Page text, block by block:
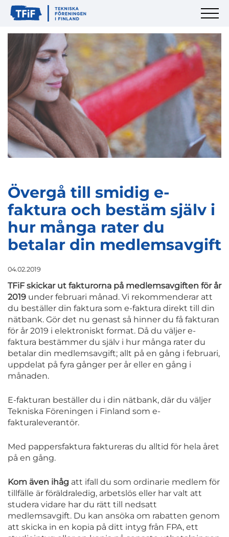
Övergå till smidig e-
faktura och bestäm själv i
hur många rater du
betalar din medlemsavgift
04.02.2019
TFiF skickar ut fakturorna på medlemsavgiften för år
2019 under februari månad. Vi rekommenderar att
du beställer din faktura som e-faktura direkt till din
nätbank. Gör det nu genast så hinner du få fakturan
för år 2019 i elektroniskt format. Då du väljer e-
faktura bestämmer du själv i hur många rater du
betalar din medlemsavgift; allt på en gång i februari,
uppdelat på fyra gånger per år eller en gång i
månaden.
E-fakturan beställer du i din nätbank, där du väljer
Tekniska Föreningen i Finland som e-
fakturaleverantör.
Med pappersfaktura faktureras du alltid för hela året
på en gång.
Kom även ihåg att ifall du som ordinarie medlem för
tillfälle är föräldraledig, arbetslös eller har valt att
studera vidare har du rätt till nedsatt
medlemsavgift. Du kan ansöka om rabatten genom
att skicka in en kopia på ditt intyg från FPA, ett